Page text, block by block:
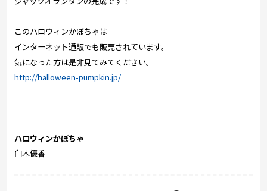
このハロウィンかぼちゃは
インターネット通販でも販売されています。
気になった方は是非見てみてください。
http://halloween-pumpkin.jp/
ハロウィンかぼちゃ
臼木優香